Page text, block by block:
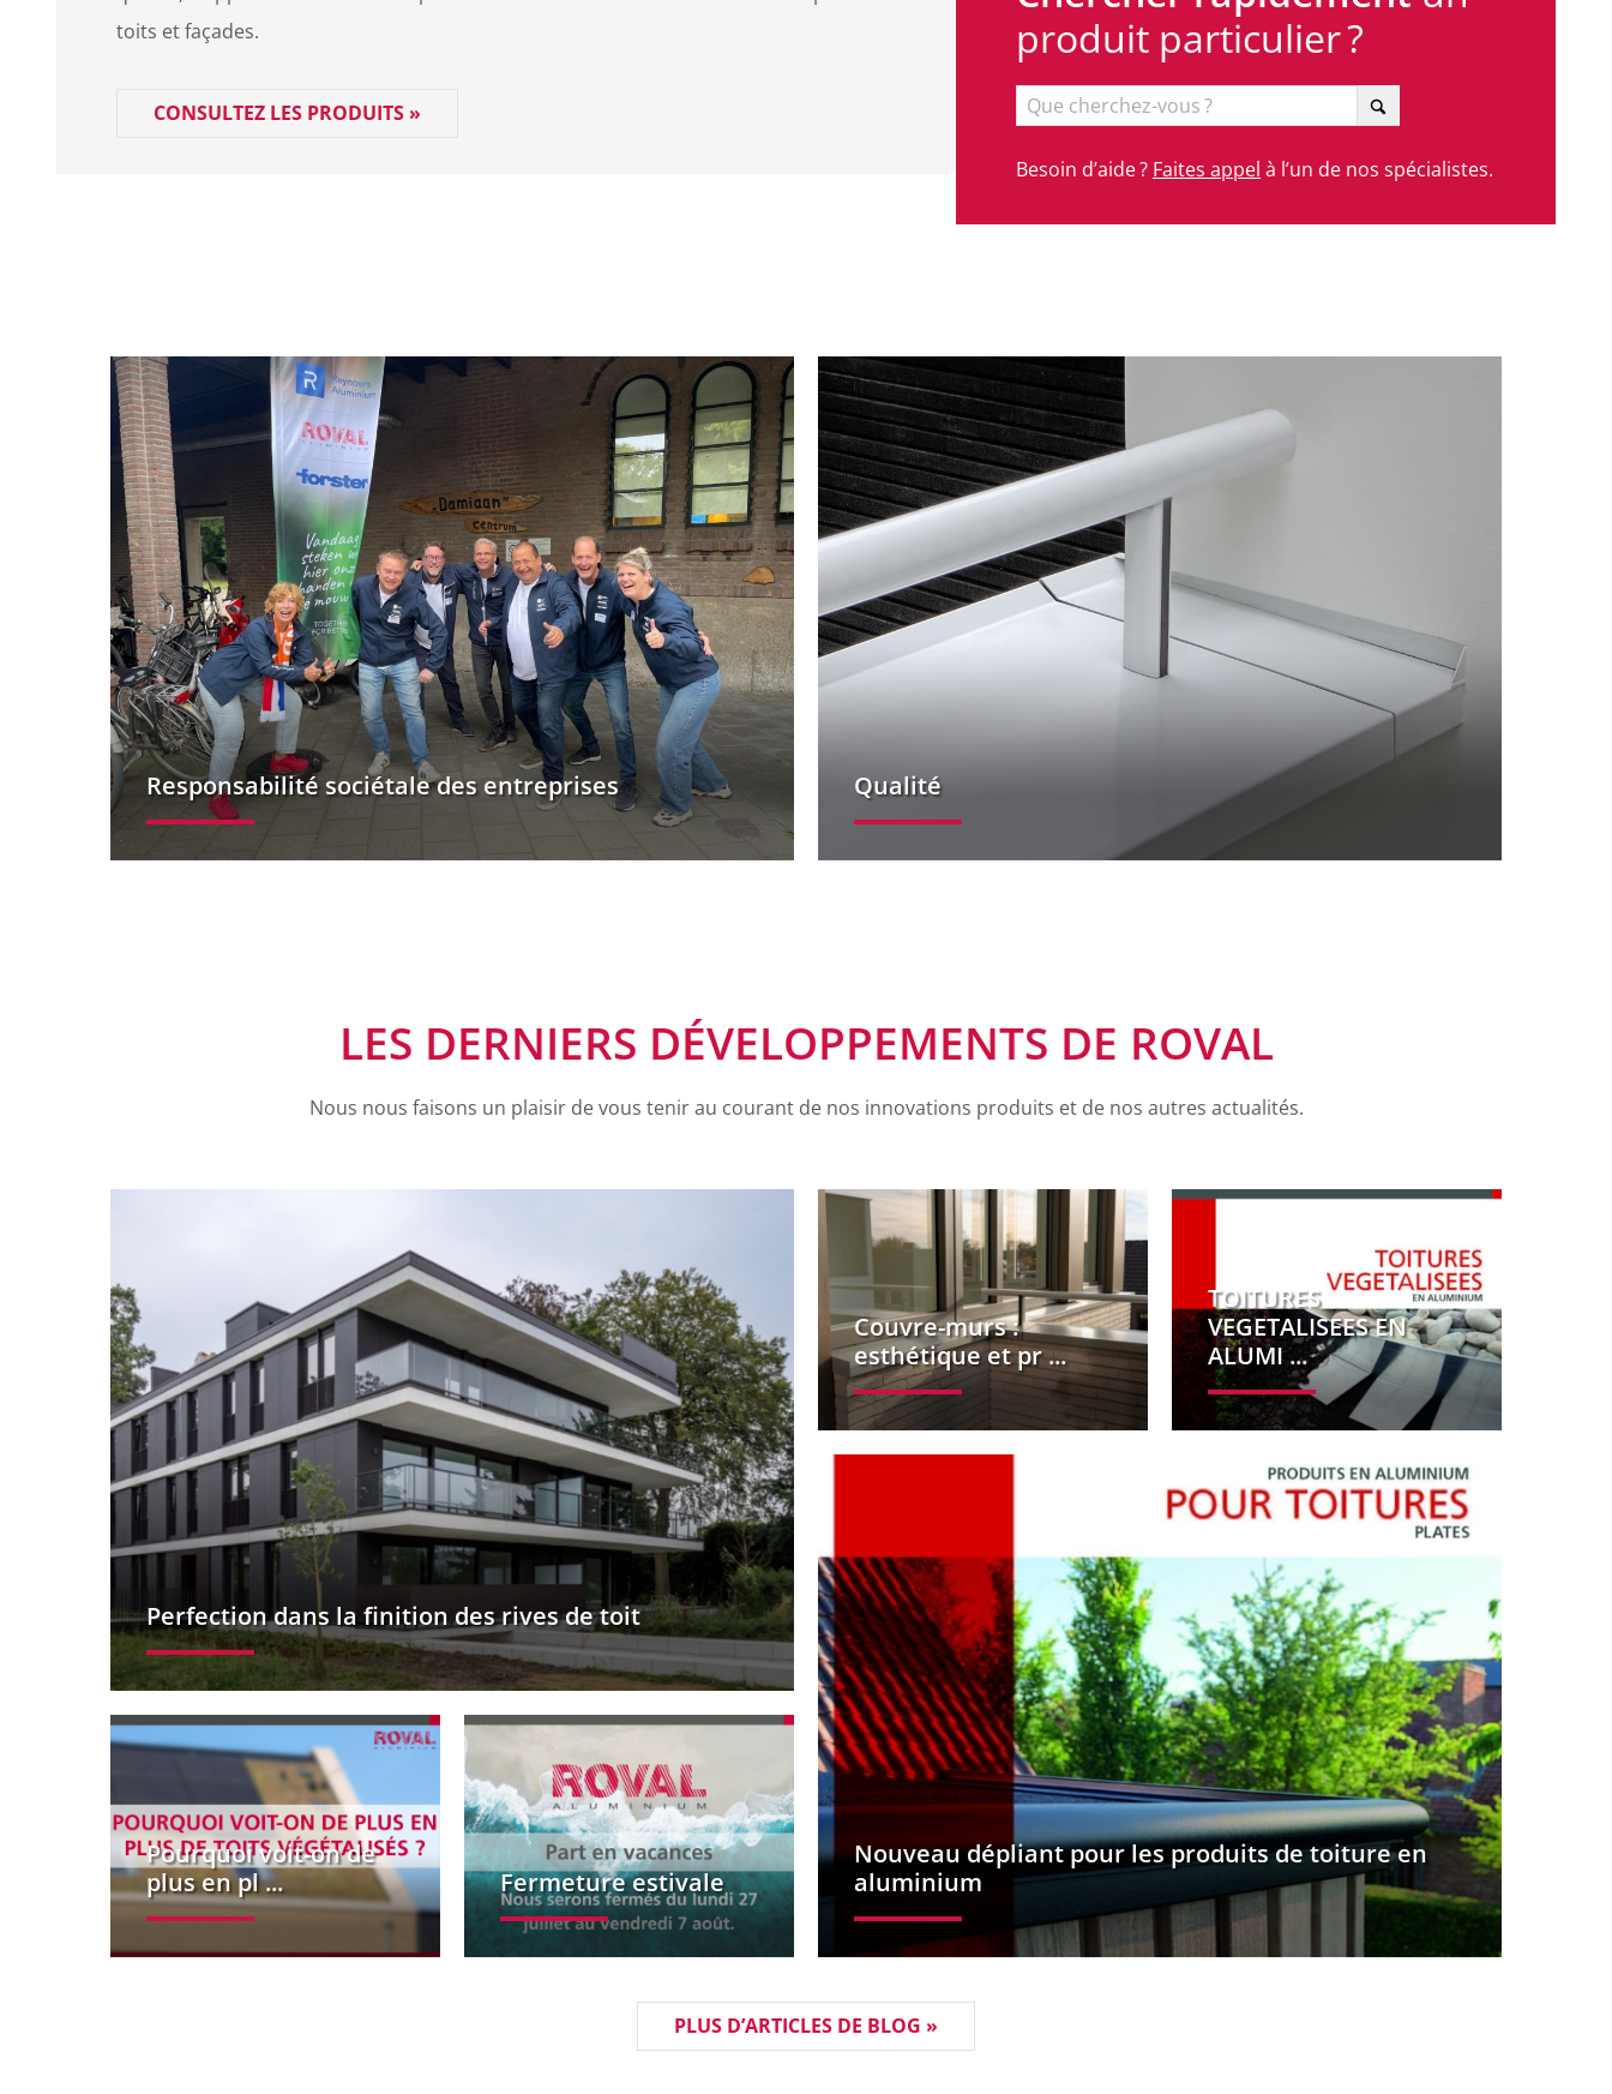
toits et façades.
CONSULTEZ LES PRODUITS »
produit particulier ?
Besoin d’aide ? Faites appel à l’un de nos spécialistes.
Responsabilité sociétale des entreprises Qualité
LES DERNIERS DÉVELOPPEMENTS DE ROVAL
Nous nous faisons un plaisir de vous tenir au courant de nos innovations produits et de nos autres actualités.
Perfection dans la finition des rives de toit
Pourquoi voit-on de
plus en pl ...
Fermeture estivale
Couvre-murs :
esthétique et pr ...
TOITURES
VEGETALISEES EN
ALUMI ...
Nouveau dépliant pour les produits de toiture en
aluminium
PLUS D’ARTICLES DE BLOG »